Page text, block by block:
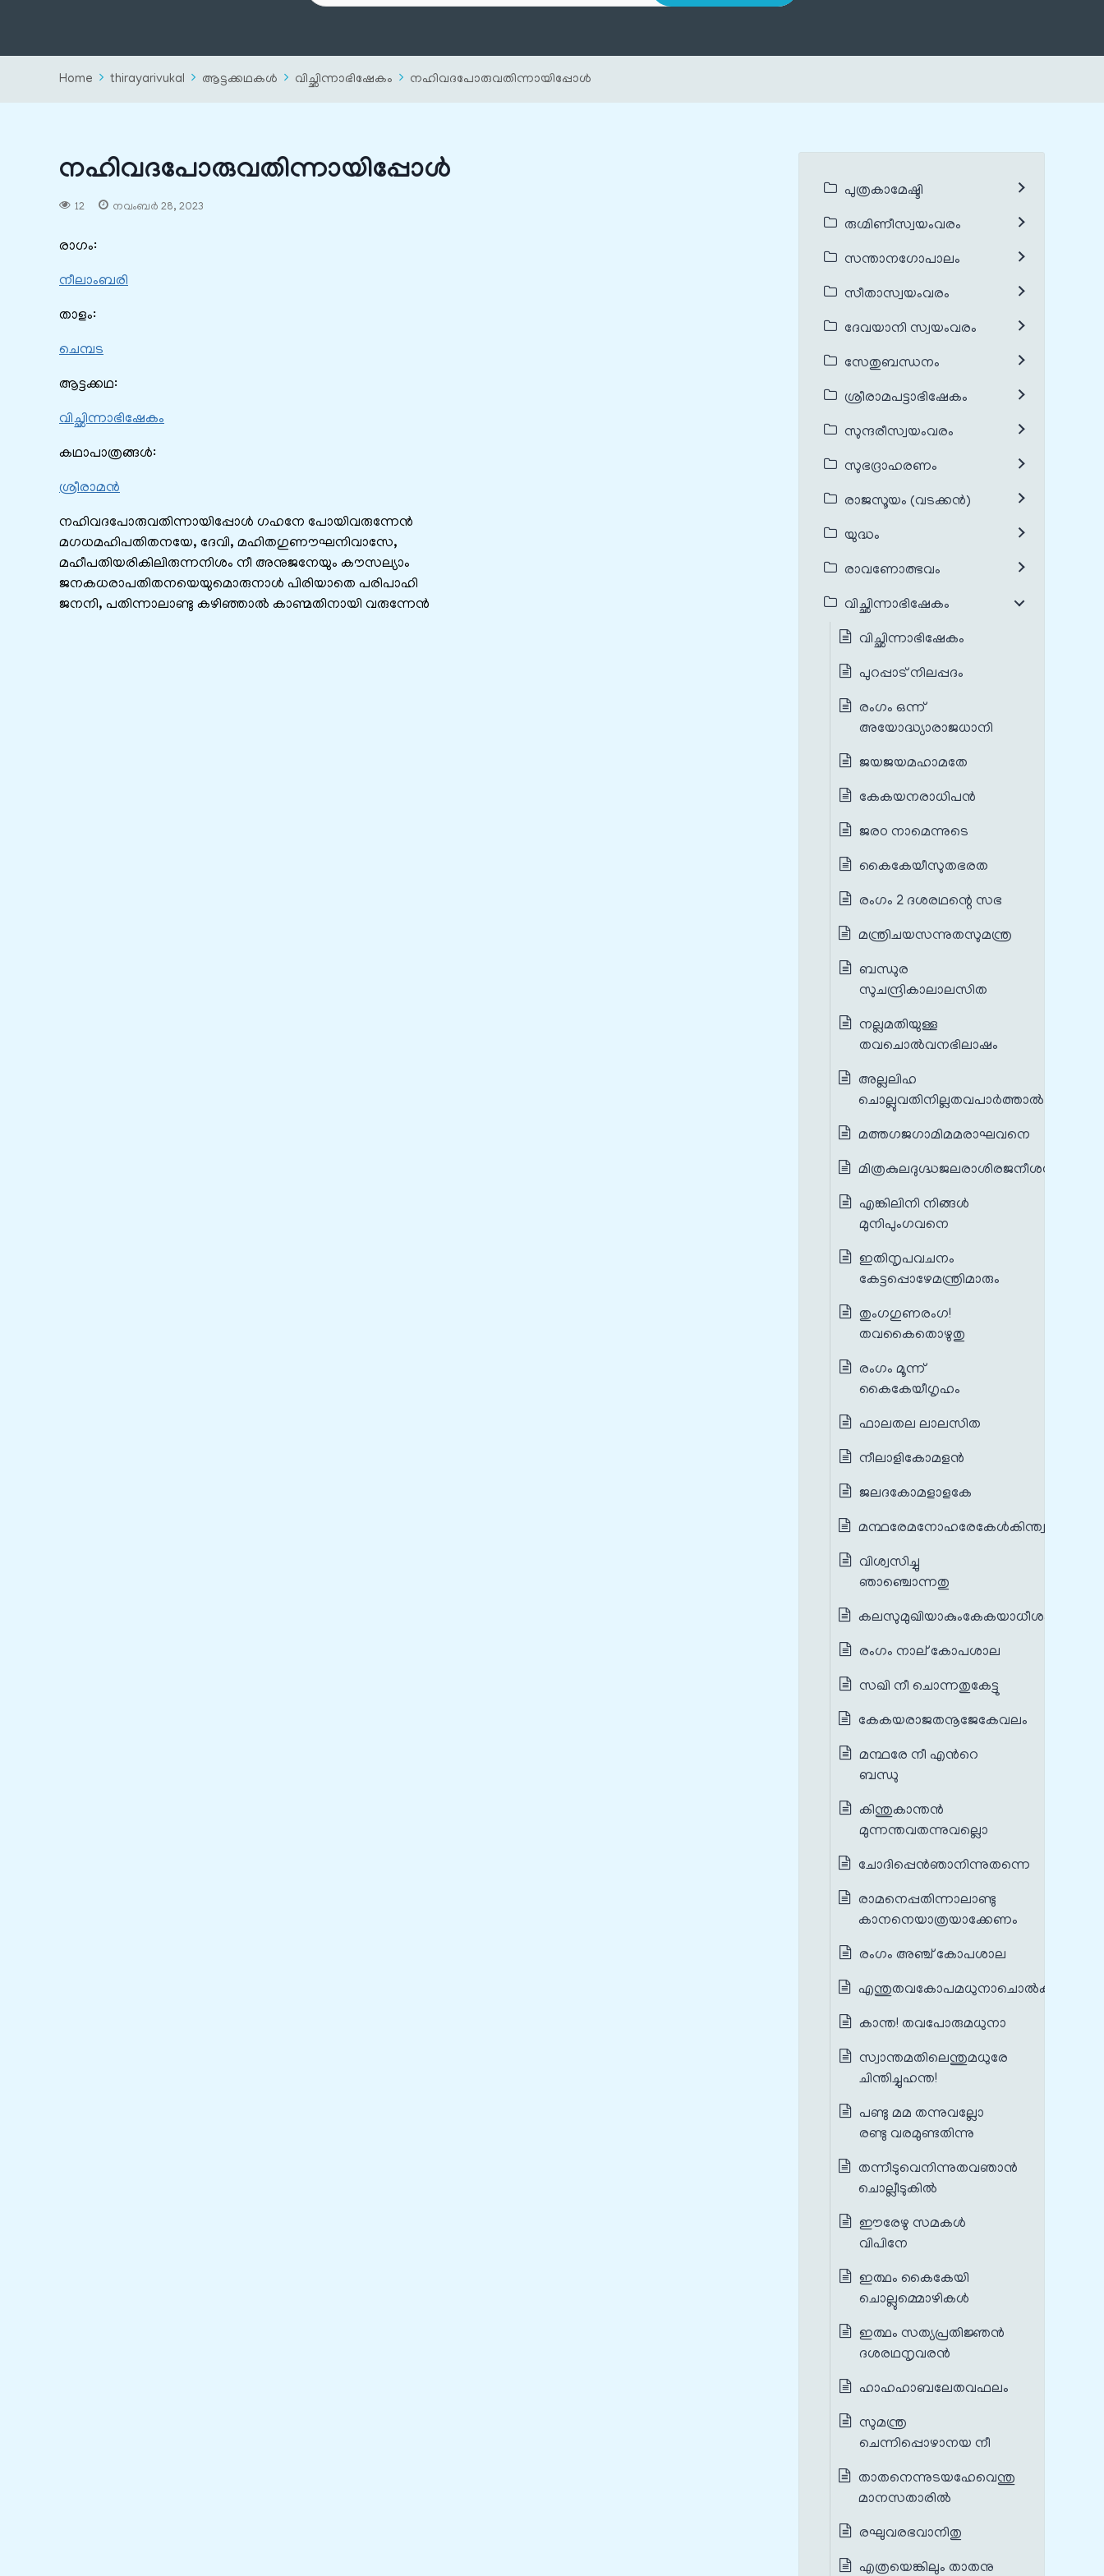
Home thirayarivukal ആട്ടക്കഥകൾ വിച്ഛിന്നാഭിഷേകം നഹിവദപോരുവതിന്നായിപ്പോള്‍
നഹിവദപോരുവതിന്നായിപ്പോള്‍
12 നവംബർ 28, 2023
രാഗം:
നീലാംബരി
താളം:
ചെമ്പട
ആട്ടക്കഥ:
വിച്ഛിന്നാഭിഷേകം
കഥാപാത്രങ്ങൾ:
ശ്രീരാമൻ
നഹിവദപോരുവതിന്നായിപ്പോള്‍ ഗഹനേ പോയിവരുന്നേൻ
മഗധമഹിപതിതനയേ, ദേവി, മഹിതഗുണൗഘനിവാസേ,
മഹീപതിയരികിലിരുന്നനിശം നീ അനുജനേയും കൗസല്യാം
ജനകധരാപതിതനയെയുമൊരുനാൾ പിരിയാതെ പരിപാഹി
ജനനി, പതിന്നാലാണ്ടു കഴിഞ്ഞാൽ കാണ്മതിനായി വരുന്നേൻ
പുത്രകാമേഷ്ടി
രുഗ്മിണീസ്വയംവരം
സന്താനഗോപാലം
സീതാസ്വയംവരം
ദേവയാനി സ്വയംവരം
സേതുബന്ധനം
ശ്രീരാമപട്ടാഭിഷേകം
സുന്ദരീസ്വയംവരം
സുഭദ്രാഹരണം
രാജസൂയം (വടക്കൻ)
യുദ്ധം
രാവണോത്ഭവം
വിച്ഛിന്നാഭിഷേകം
വിച്ഛിന്നാഭിഷേകം
പുറപ്പാട് നിലപ്പദം
രംഗം ഒന്ന്
അയോദ്ധ്യാരാജധാനി
ജയജയമഹാമതേ
കേകയനരാധിപന്‍
ജരഠ നാമെന്നുടെ
കൈകേയീസുതഭരത
രംഗം 2 ദശരഥന്റെ സഭ
മന്ത്രിചയസന്നുതസുമന്ത്ര
ബന്ധുര
സുചന്ദ്രികാലാലസിത
നല്ലമതിയുള്ള
തവചൊല്‍വനഭിലാഷം
അല്ലലിഹ
ചൊല്ലുവതിനില്ലതവപാര്‍ത്താല്‍
മത്തഗജഗാമിമമരാഘവനെ
മിത്രകുലദുഗ്ദ്ധജലരാശിരജനീശന്‍
എങ്കിലിനി നിങ്ങള്‍
മുനിപുംഗവനെ
ഇതിനൃപവചനം
കേട്ടപ്പൊഴേമന്ത്രിമാരും
തുംഗഗുണരംഗ!
തവകൈതൊഴുതു
രംഗം മൂന്ന്
കൈകേയീഗൃഹം
ഫാലതല ലാലസിത
നീലാളികോമളന്‍
ജലദകോമളാളകേ
മന്ഥരേമനോഹരേകേള്‍കിന്ത്വഭിപ്രായം
വിശ്വസിച്ചു
ഞാഞ്ചൊന്നതു
കലസുമുഖിയാകുംകേകയാധീശകന്യാം
രംഗം നാല് കോപശാല
സഖി നീ ചൊന്നതുകേട്ടു
കേകയരാജതനൂജേകേവലം
മന്ഥരേ നീ എന്‍റെ
ബന്ധു
കിന്തുകാന്തന്‍
മുന്നന്തവതന്നുവല്ലൊ
ചോദിപ്പെന്‍ഞാനിന്നുതന്നെ
രാമനെപ്പതിന്നാലാണ്ടു
കാനനെയാത്രയാക്കേണം
രംഗം അഞ്ച് കോപശാല
എന്തുതവകോപമധുനാചൊല്‍കമമ
കാന്ത! തവപോരുമധുനാ
സ്വാന്തമതിലെന്തുമധുരേ
ചിന്തിച്ചുഹന്ത!
പണ്ടു മമ തന്നുവല്ലോ
രണ്ടു വരമുണ്ടതിന്നു
തന്നീടുവെനിന്നുതവഞാന്‍
ചൊല്ലീടുകില്‍
ഈരേഴു സമകള്‍
വിപിനേ
ഇത്ഥം കൈകേയി
ചൊല്ലുമ്മൊഴികള്‍
ഇത്ഥം സത്യപ്രതിജ്ഞന്‍
ദശരഥനൃവരന്‍
ഹാഹഹാബലേതവഫലം
സുമന്ത്ര
ചെന്നിപ്പൊഴാനയ നീ
താതനെന്നുടയഹേവെന്തു
മാനസതാരില്‍
രഘുവരഭവാനിതു
എത്രയെങ്കിലും താതനു